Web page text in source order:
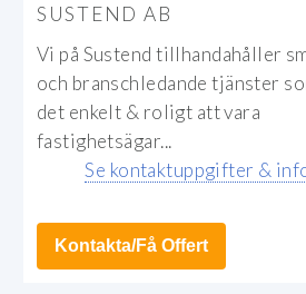
SUSTEND AB
Vi på Sustend tillhandahåller
och branschledande tjänster
det enkelt & roligt att vara
fastighetsägar...
Se kontaktuppgifter &
Kontakta/Få Offert